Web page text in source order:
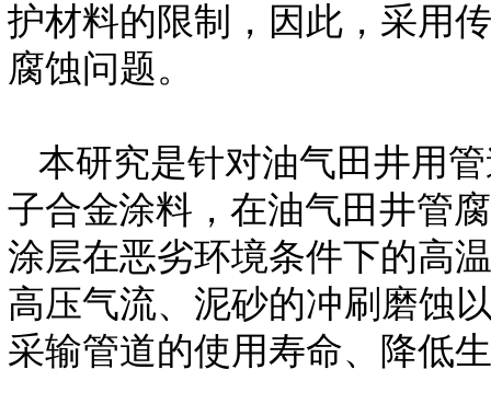
护材料的限制，因此，采用
腐蚀问题。
本研究是针对油气田井用
子合金涂料，在油气田井管
涂层在恶劣环境条件下的高
高压气流、 泥砂的冲刷磨蚀
采输管道的使用寿命、降低